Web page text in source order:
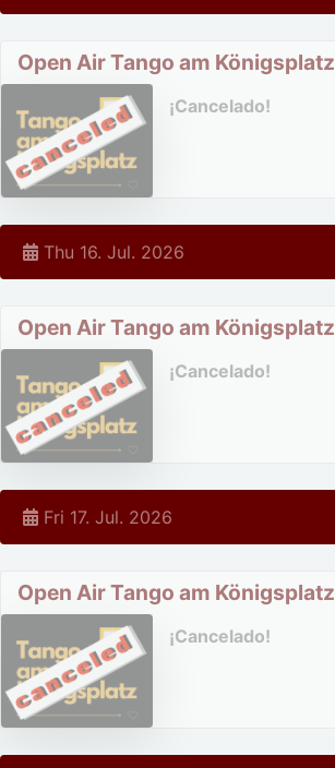
Open Air Tango am Königsplatz
¡Cancelado!
Thu 16. Jul. 2026
Open Air Tango am Königsplatz
¡Cancelado!
Fri 17. Jul. 2026
Open Air Tango am Königsplatz
¡Cancelado!